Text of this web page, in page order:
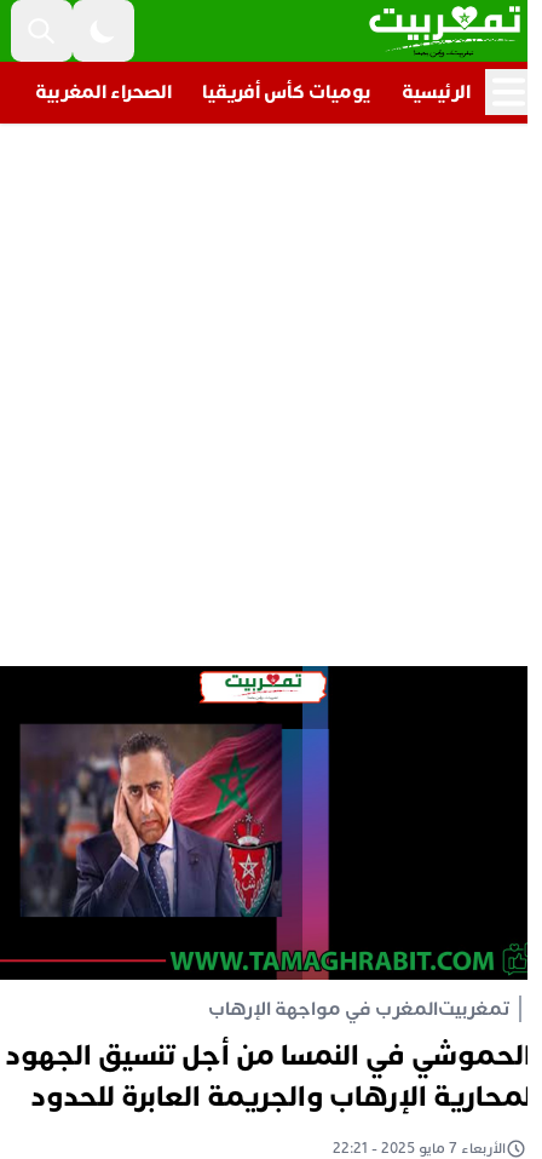
الرئيسية يوميات كأس أفريقيا الصحراء المغربية
تمغربيتالمغرب في مواجهة الإرهاب
في النمسا من أجل تنسيق الجهود
الإرهاب والجريمة العابرة للحدود
الأربعاء 7 مايو 2025 - 22:21